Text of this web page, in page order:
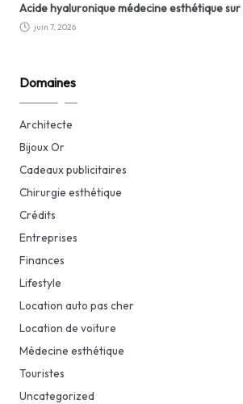
Acide hyaluronique médecine esthétique sur
juin 7, 2026
Domaines
Architecte
Bijoux Or
Cadeaux publicitaires
Chirurgie esthétique
Crédits
Entreprises
Finances
Lifestyle
Location auto pas cher
Location de voiture
Médecine esthétique
Touristes
Uncategorized